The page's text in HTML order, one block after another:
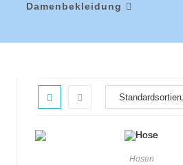
Damenbekleidung
Hosen